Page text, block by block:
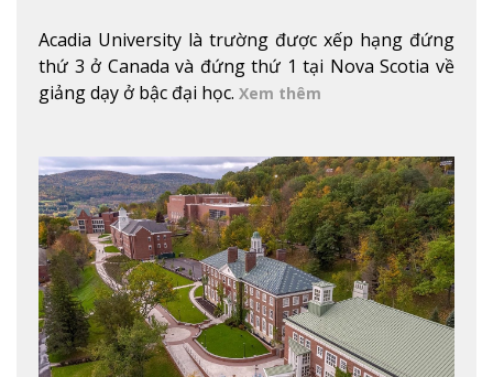
Acadia University là trường được xếp hạng đứng
thứ 3 ở Canada và đứng thứ 1 tại Nova Scotia về
giảng dạy ở bậc đại học. Xem thêm